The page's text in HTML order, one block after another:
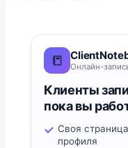
📒 Онлайн-
Клиенты
пока вы
Своя
профиля